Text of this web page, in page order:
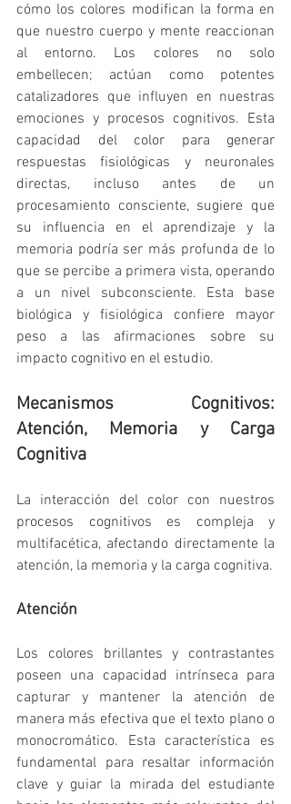
cómo los colores modifican la forma en
que nuestro cuerpo y mente reaccionan
al entorno. Los colores no solo
embellecen; actúan como potentes
catalizadores que influyen en nuestras
emociones y procesos cognitivos. Esta
capacidad del color para generar
respuestas fisiológicas y neuronales
directas, incluso antes de un
procesamiento consciente, sugiere que
su influencia en el aprendizaje y la
memoria podría ser más profunda de lo
que se percibe a primera vista, operando
a un nivel subconsciente. Esta base
biológica y fisiológica confiere mayor
peso a las afirmaciones sobre su
impacto cognitivo en el estudio.
Mecanismos Cognitivos:
Atención, Memoria y Carga
Cognitiva
La interacción del color con nuestros
procesos cognitivos es compleja y
multifacética, afectando directamente la
atención, la memoria y la carga cognitiva.
Atención
Los colores brillantes y contrastantes
poseen una capacidad intrínseca para
capturar y mantener la atención de
manera más efectiva que el texto plano o
monocromático. Esta característica es
fundamental para resaltar información
clave y guiar la mirada del estudiante